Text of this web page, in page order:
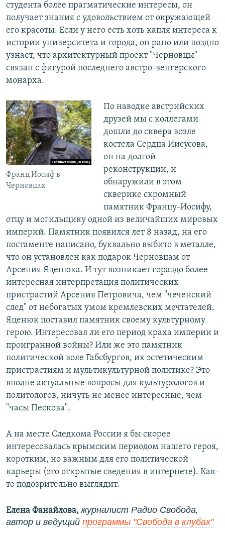
студента более прагматические интересы, он
получает знания с удовольствием от окружающей
его красоты. Если у него есть хоть капля интереса к
истории университета и города, он рано или поздно
узнает, что архитектурный проект "Черновцы"
связан с фигурой последнего австро-венгерского
монарха.
Франц Иосиф в
Черновцах
По наводке австрийских
друзей мы с коллегами
дошли до сквера возле
костела Сердца Иисусова,
он на долгой
реконструкции, и
обнаружили в этом
скверике скромный
памятник Францу-Иосифу,
отцу и могильщику одной из величайших мировых
империй. Памятник появился лет 8 назад, на его
постаменте написано, буквально выбито в металле,
что он установлен как подарок Черновцам от
Арсения Яценюка. И тут возникает гораздо более
интересная интерпретация политических
пристрастий Арсения Петровича, чем "чеченский
след" от небогатых умом кремлевских мечтателей.
Яценюк поставил памятник своему культурному
герою. Интересовал ли его период краха империи и
проигранной войны? Или же это памятник
политической воле Габсбургов, их эстетическим
пристрастиям и мультикультурной политике? Это
вполне актуальные вопросы для культурологов и
политологов, ничуть не менее интересные, чем
"часы Пескова".
А на месте Следкома России я бы скорее
интересовалась крымским периодом нашего героя,
коротким, но важным для его политической
карьеры (это открытые сведения в интернете). Как-
то подозрительно выглядит.
Елена Фанайлова, журналист Радио Свобода,
автор и ведущий программы "Свобода в клубах"